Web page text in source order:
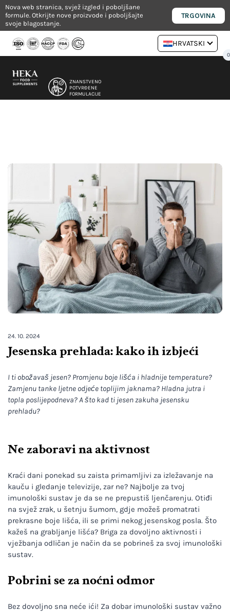
Preskoči
na
sadržaj
Nova web stranica, svjež izgled i poboljšane
formule. Otkrijte nove proizvode i poboljšajte
svoje blagostanje.
TRGOVINA
HRVATSKI
ZNANSTVENO
POTVRĐENE
FORMULACIJE
NUTRICIONISTA
0
24. 10. 2024
Jesenska prehlada: kako ih izbjeći
I ti obožavaš jesen? Promjenu boje lišća i hladnije temperature?
Zamjenu tanke ljetne odjeće toplijim jaknama? Hladna jutra i
topla poslijepodneva? A što kad ti jesen zakuha jesensku
prehladu?
Ne zaboravi na aktivnost
Kraći dani ponekad su zaista primamljivi za izležavanje na
kauču i gledanje televizije, zar ne? Najbolje za tvoj
imunološki sustav je da se ne prepustiš ljenčarenju. Otiđi
na svjež zrak, u šetnju šumom, gdje možeš promatrati
prekrasne boje lišća, ili se primi nekog jesenskog posla. Što
kažeš na grabljanje lišća? Briga za dovoljno aktivnosti i
vježbanja odličan je način da se pobrineš za svoj imunološki
sustav.
Pobrini se za noćni odmor
Bez dovoljno sna neće ići! Za dobar imunološki sustav važno